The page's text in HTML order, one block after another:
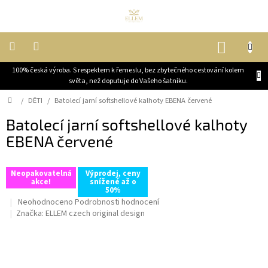
100% česká výroba. S respektem k řemeslu, bez zbytečného cestování kolem
světa, než doputuje do Vašeho šatníku.
DĚTI
ŽENY
MUŽI
JEZDECKÉ
KABÁTY
OUTLET,
Domů
/ DĚTI / Batolecí jarní softshellové kalhoty EBENA červené
Batolecí jarní softshellové kalhoty
EBENA červené
Neopakovatelná
akce!
Výprodej, ceny
snížené až o
50%
Průměrné
hodnocení
Neohodnoceno Podrobnosti hodnocení
Značka: ELLEM czech original design